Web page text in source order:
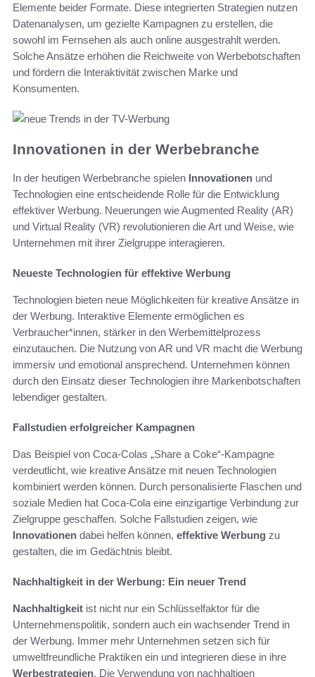
Elemente beider Formate. Diese integrierten Strategien nutzen
Datenanalysen, um gezielte Kampagnen zu erstellen, die
sowohl im Fernsehen als auch online ausgestrahlt werden.
Solche Ansätze erhöhen die Reichweite von Werbebotschaften
und fördern die Interaktivität zwischen Marke und
Konsumenten.
Innovationen in der Werbebranche
In der heutigen Werbebranche spielen Innovationen und
Technologien eine entscheidende Rolle für die Entwicklung
effektiver Werbung. Neuerungen wie Augmented Reality (AR)
und Virtual Reality (VR) revolutionieren die Art und Weise, wie
Unternehmen mit ihrer Zielgruppe interagieren.
Neueste Technologien für effektive Werbung
Technologien bieten neue Möglichkeiten für kreative Ansätze in
der Werbung. Interaktive Elemente ermöglichen es
Verbraucher*innen, stärker in den Werbemittelprozess
einzutauchen. Die Nutzung von AR und VR macht die Werbung
immersiv und emotional ansprechend. Unternehmen können
durch den Einsatz dieser Technologien ihre Markenbotschaften
lebendiger gestalten.
Fallstudien erfolgreicher Kampagnen
Das Beispiel von Coca-Colas „Share a Coke“-Kampagne
verdeutlicht, wie kreative Ansätze mit neuen Technologien
kombiniert werden können. Durch personalisierte Flaschen und
soziale Medien hat Coca-Cola eine einzigartige Verbindung zur
Zielgruppe geschaffen. Solche Fallstudien zeigen, wie
Innovationen dabei helfen können, effektive Werbung zu
gestalten, die im Gedächtnis bleibt.
Nachhaltigkeit in der Werbung: Ein neuer Trend
Nachhaltigkeit ist nicht nur ein Schlüsselfaktor für die
Unternehmenspolitik, sondern auch ein wachsender Trend in
der Werbung. Immer mehr Unternehmen setzen sich für
umweltfreundliche Praktiken ein und integrieren diese in ihre
Werbestrategien. Die Verwendung von nachhaltigen